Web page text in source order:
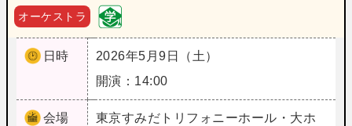
オーケストラ
日時
2026年5月9日（土）
開演：14:00
会場 東京すみだトリフォニーホール・大ホ